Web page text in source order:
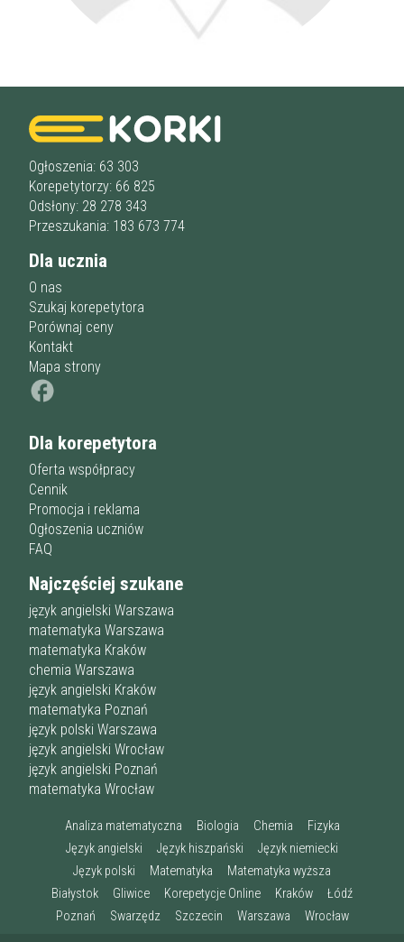
Szkoła podstawowa
Gimnazjum
Liceum
Przygotowania do matury
Przygotowania do studiów
Studia
Dorośli
u ucznia
u korepetytora
online
korepetytora
Doświadczenie
Minimum
Staż korepetytora
Wiek korepetytora
Płeć korepetytora
Ogłoszenia: 63 303
Korepetytorzy: 66 825
Odsłony: 28 278 343
Przeszukania: 183 673 774
Dla ucznia
O nas
Szukaj korepetytora
Porównaj ceny
Kontakt
Mapa strony
Dla korepetytora
Oferta współpracy
Cennik
Promocja i reklama
Ogłoszenia uczniów
FAQ
Najczęściej szukane
język angielski Warszawa
matematyka Warszawa
matematyka Kraków
chemia Warszawa
język angielski Kraków
matematyka Poznań
język polski Warszawa
język angielski Wrocław
język angielski Poznań
matematyka Wrocław
Analiza matematyczna Biologia Chemia
Fizyka
Język angielski
Język hiszpański
Język niemiecki
Język polski
Matematyka
Matematyka wyższa
Białystok
Gliwice Korepetycje Online Kraków
Łódź
Poznań
Swarzędz Szczecin Warszawa Wrocław